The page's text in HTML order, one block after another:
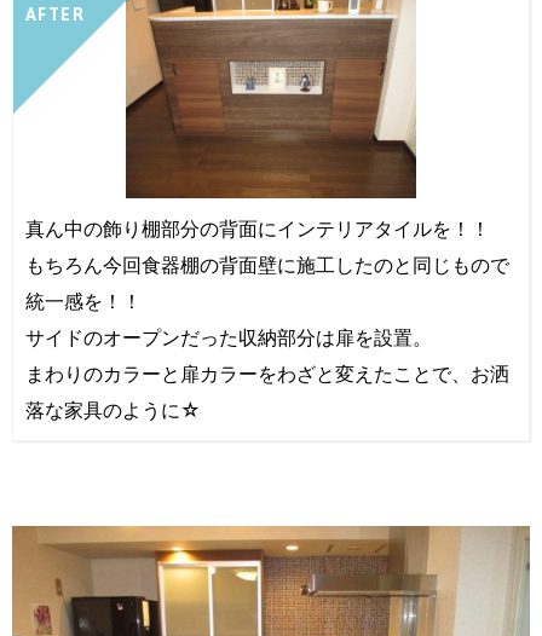
AFTER
真ん中の飾り棚部分の背面にインテリアタイルを！！
もちろん今回食器棚の背面壁に施工したのと同じもので
統一感を！！
サイドのオープンだった収納部分は扉を設置。
まわりのカラーと扉カラーをわざと変えたことで、お洒
落な家具のように☆